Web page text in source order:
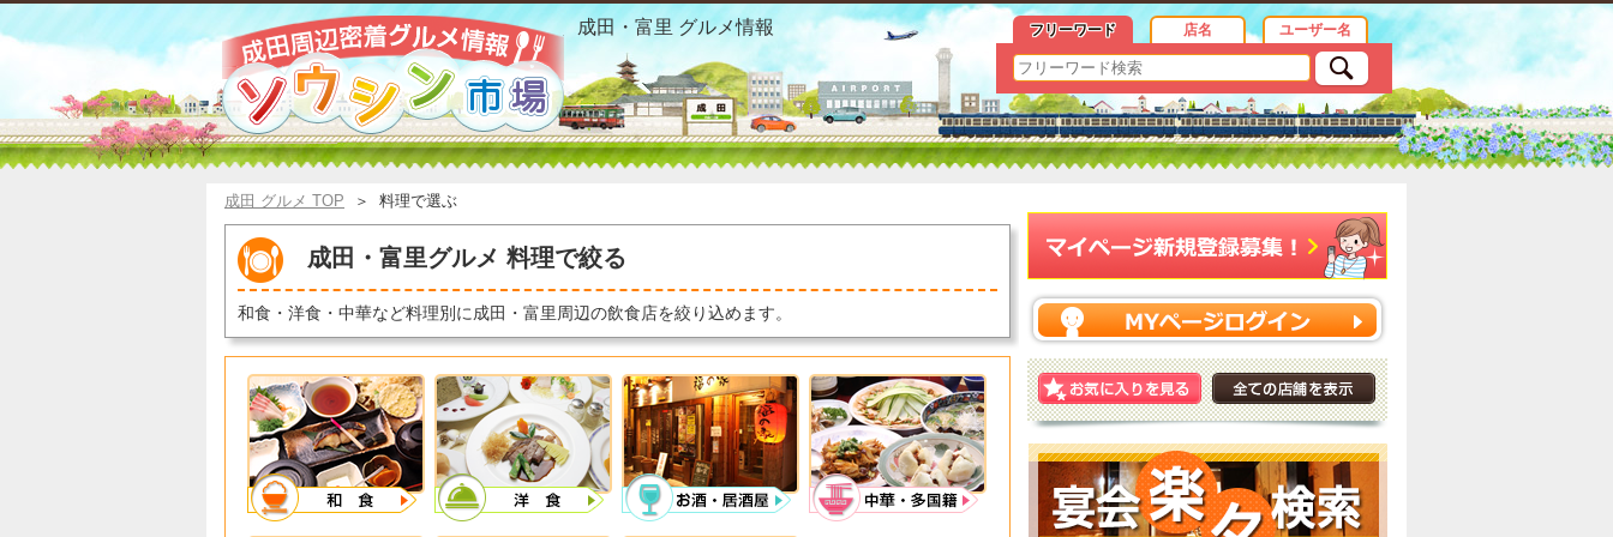
成田市 グルメ 料理で絞るおすすめ情報
成田・富里 グルメ情報 フリーワード 店名 ユーザー名
成田 グルメ TOP ＞ 料理で選ぶ
成田・富里グルメ 料理で絞る
和食・洋食・中華など料理別に成田・富里周辺の飲食店を絞り込めます。